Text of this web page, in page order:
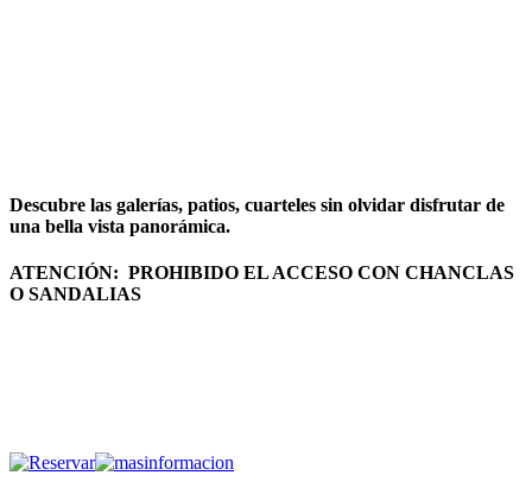
Descubre las galerías, patios, cuarteles sin olvidar disfrutar de
una bella vista panorámica.
ATENCIÓN: PROHIBIDO EL ACCESO CON CHANCLAS
O SANDALIAS